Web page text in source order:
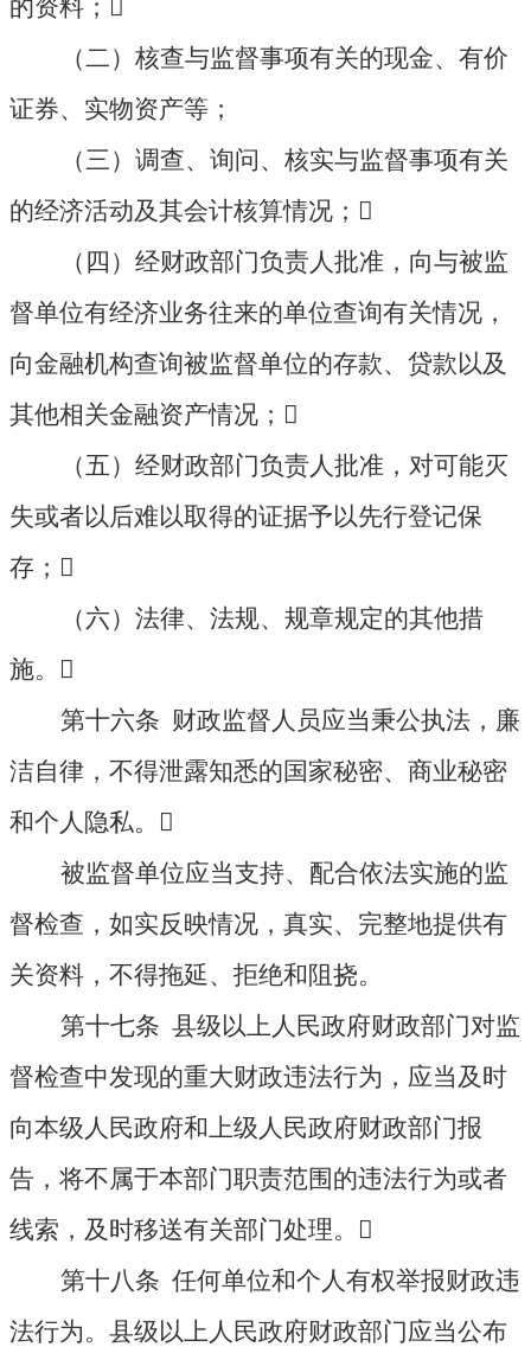
的资料； 
（二）核查与监督事项有关的现金、有价
证券、实物资产等；
（三）调查、询问、核实与监督事项有关
的经济活动及其会计核算情况； 
（四）经财政部门负责人批准，向与被监
督单位有经济业务往来的单位查询有关情况，
向金融机构查询被监督单位的存款、贷款以及
其他相关金融资产情况； 
（五）经财政部门负责人批准，对可能灭
失或者以后难以取得的证据予以先行登记保
存； 
（六）法律、法规、规章规定的其他措
施。 
第十六条 财政监督人员应当秉公执法，廉
洁自律，不得泄露知悉的国家秘密、商业秘密
和个人隐私。 
被监督单位应当支持、配合依法实施的监
督检查，如实反映情况，真实、完整地提供有
关资料，不得拖延、拒绝和阻挠。
第十七条 县级以上人民政府财政部门对监
督检查中发现的重大财政违法行为，应当及时
向本级人民政府和上级人民政府财政部门报
告，将不属于本部门职责范围的违法行为或者
线索，及时移送有关部门处理。 
第十八条 任何单位和个人有权举报财政违
法行为。县级以上人民政府财政部门应当公布